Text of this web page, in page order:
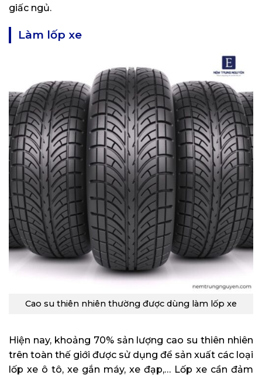
giấc ngủ.
Làm lốp xe
Cao su thiên nhiên thường được dùng làm lốp xe
Hiện nay, khoảng 70% sản lượng cao su thiên nhiên
trên toàn thế giới được sử dụng để sản xuất các loại
lốp xe ô tô, xe gắn máy, xe đạp,… Lốp xe cần đảm